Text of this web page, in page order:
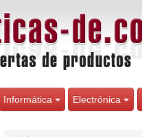
Informática Electrónica